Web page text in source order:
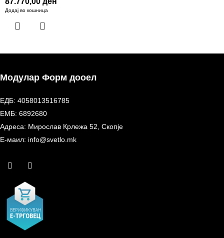
Додај во кошница
Модулар Форм дооел
ЕДБ: 4058013516785
ЕМБ: 6892680
Адреса: Мирослав Крлежа 52, Скопје
Е-маил: info@svetlo.mk